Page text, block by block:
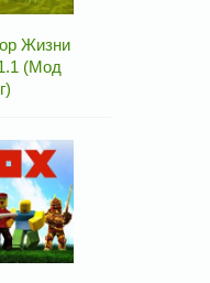
Жизни
(Мод